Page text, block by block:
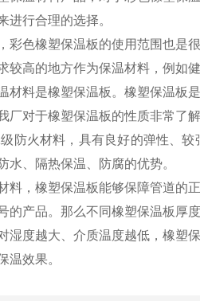
进行合理的选择。
彩色橡塑保温板的使用范围也是
较高的地方作为保温材料，例如
材料是橡塑保温板。橡塑保温板
厂对于橡塑保温板的性质非常了
防火材料，具有良好的弹性、
水、隔热保温、防腐的优势。
料，橡塑保温板能够保障管道的
的产品。那么不同橡塑保温板厚
湿度越大、介质温度越低，橡塑
温效果。